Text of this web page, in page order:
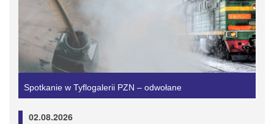
Spotkanie w Tyflogalerii PZN – odwołane
02.08.2026